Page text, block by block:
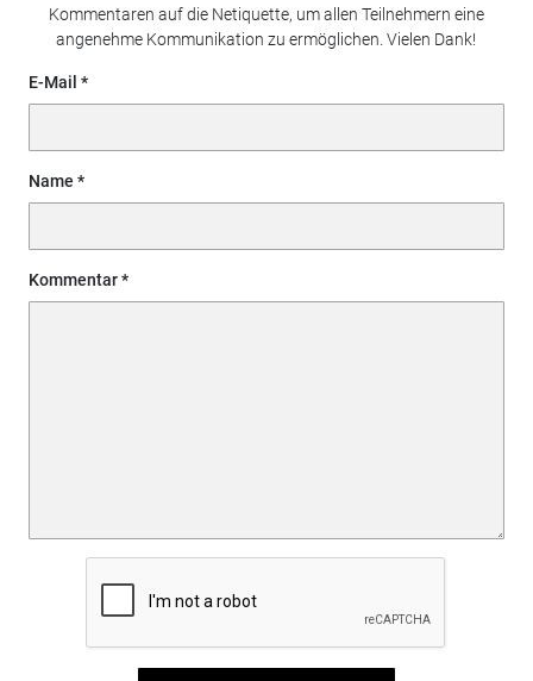
Kommentaren auf die Netiquette, um allen Teilnehmern eine
angenehme Kommunikation zu ermöglichen. Vielen Dank!
E-Mail
Name
Kommentar